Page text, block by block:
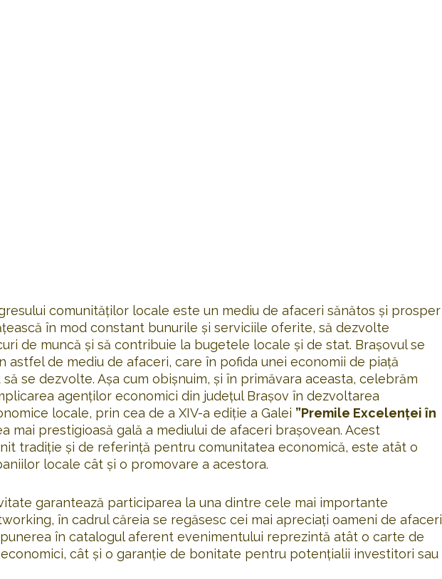
comunităților locale este un mediu de afaceri sănătos și prosper
în mod constant bunurile și serviciile oferite, să dezvolte
de muncă și să contribuie la bugetele locale și de stat. Brașovul se
astfel de mediu de afaceri, care în pofida unei economii de piață
se dezvolte. Așa cum obișnuim, și în primăvara aceasta, celebrăm
agenților economici din județul Brașov în dezvoltarea
locale, prin cea de a XIV-a ediție a Galei ”Premile Excelenței în
mai prestigioasă gală a mediului de afaceri brașovean. Acest
tradiție și de referință pentru comunitatea economică, este atât o
locale cât și o promovare a acestora.
garantează participarea la una dintre cele mai importante
în cadrul căreia se regăsesc cei mai apreciați oameni de afaceri
în catalogul aferent evenimentului reprezintă atât o carte de
cât și o garanție de bonitate pentru potențialii investitori sau